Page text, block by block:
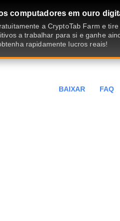
computadores em ouro
a CryptoTab Farm e
a trabalhar para si e ganhe
rapidamente lucros reais!
BAIXAR FAQ